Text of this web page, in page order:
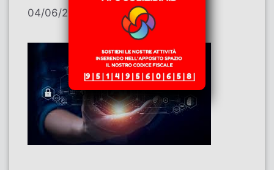
04/06/2026 Contributi